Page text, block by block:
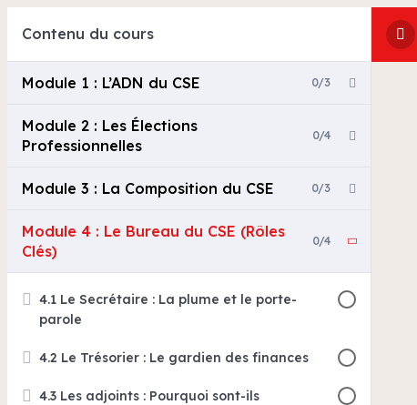
Contenu du cours
Module 1 : L’ADN du CSE 0/3
Module 2 : Les Élections
Professionnelles
0/4
Module 3 : La Composition du CSE 0/3
Module 4 : Le Bureau du CSE (Rôles
Clés)
0/4
4.1 Le Secrétaire : La plume et le porte-
parole
4.2 Le Trésorier : Le gardien des finances
4.3 Les adjoints : Pourquoi sont-ils